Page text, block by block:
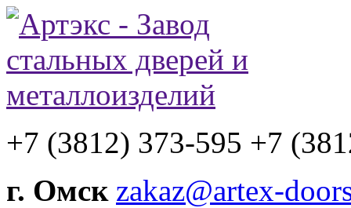
+7 (3812) 373-595 +7
г. Омск zakaz@artex-